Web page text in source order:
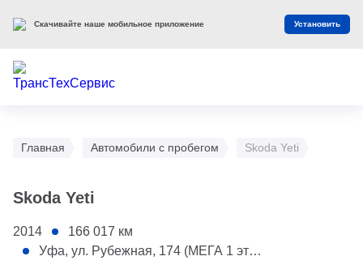
Главная Автомобили с пробегом Skoda Yeti
Skoda Yeti
2014 166 017 км
Уфа, ул. Рубежная, 174 (МЕГА 1 этаж)
Скачивайте наше мобильное приложение Установить